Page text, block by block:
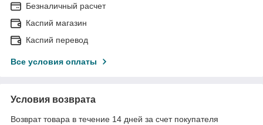
Безналичный расчет
Каспий магазин
Каспий перевод
Все условия оплаты
Условия возврата
Возврат товара в течение 14 дней за счет покупателя